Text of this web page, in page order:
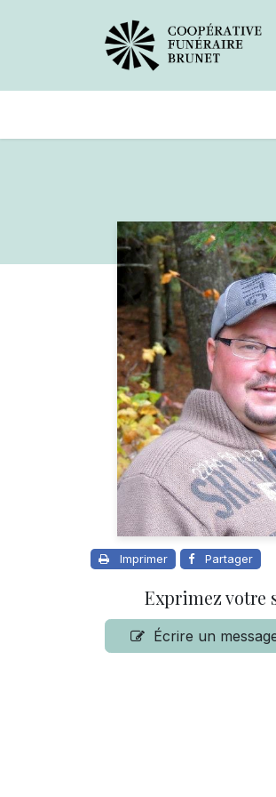
Imprimer Partager
Exprimez votre
Écrire un